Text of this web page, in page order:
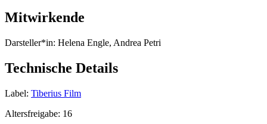
Mitwirkende
Darsteller*in: Helena Engle, Andrea Petri
Technische Details
Label: Tiberius Film
Altersfreigabe: 16